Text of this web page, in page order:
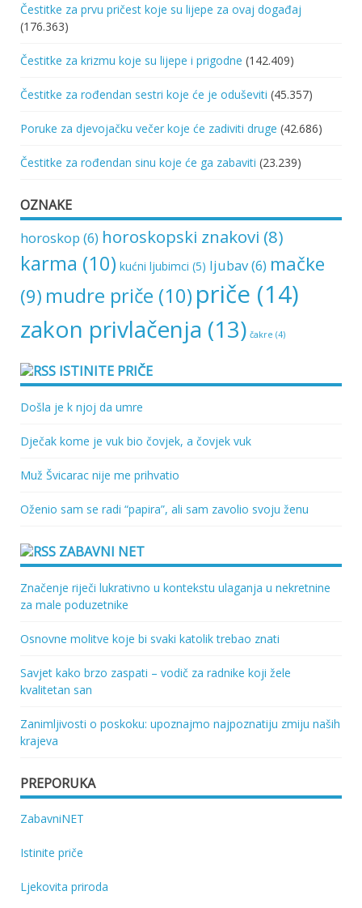
Čestitke za prvu pričest koje su lijepe za ovaj događaj
(176.363)
Čestitke za krizmu koje su lijepe i prigodne (142.409)
Čestitke za rođendan sestri koje će je oduševiti (45.357)
Poruke za djevojačku večer koje će zadiviti druge (42.686)
Čestitke za rođendan sinu koje će ga zabaviti (23.239)
OZNAKE
horoskop (6) horoskopski znakovi (8)
karma (10) kućni ljubimci (5) ljubav(6) mačke
(9) mudre priče (10) priče (14)
zakon privlačenja (13) čakre (4)
ISTINITE PRIČE
Došla je k njoj da umre
Dječak kome je vuk bio čovjek, a čovjek vuk
Muž Švicarac nije me prihvatio
Oženio sam se radi “papira”, ali sam zavolio svoju ženu
ZABAVNI NET
Značenje riječi lukrativno u kontekstu ulaganja u nekretnine
za male poduzetnike
Osnovne molitve koje bi svaki katolik trebao znati
Savjet kako brzo zaspati – vodič za radnike koji žele
kvalitetan san
Zanimljivosti o poskoku: upoznajmo najpoznatiju zmiju naših
krajeva
PREPORUKA
ZabavniNET
Istinite priče
Ljekovita priroda